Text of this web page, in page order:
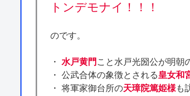
トンデモナイ！！！
のです。
・ 水戸黄門 こと水戸光圀公が明朝
・ 公武合体の象徴とされる皇女和
・ 将軍家御台所の天璋院篤姫様も